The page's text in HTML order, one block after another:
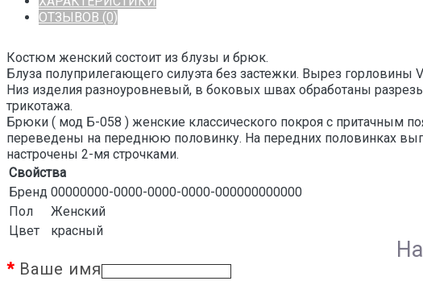
ОТЗЫВОВ (0)
Костюм женский состоит из блузы и брюк.
Блуза полуприлегающего силуэта без застежки. Вырез горловины
Низ изделия разноуровневый, в боковых швах обработаны
трикотажа.
Брюки ( мод Б-058 ) женские классического покроя с
переведены на переднюю половинку. На передних половинках
настрочены 2-мя строчками.
Свойства
Бренд 00000000-0000-0000-0000-000000000000
Пол
Женский
Цвет
красный
Ваше имя